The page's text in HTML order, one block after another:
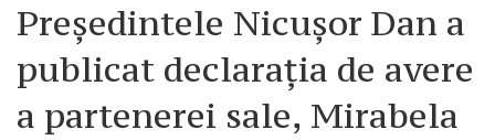
Președintele Nicușor Dan a
publicat declarația de avere
a partenerei sale, Mirabela